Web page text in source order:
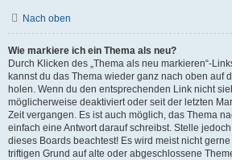
Nach oben
Wie markiere ich ein Thema als neu?
Durch Klicken des „Thema als neu markieren“-
kannst du das Thema wieder ganz nach oben auf
holen. Wenn du den entsprechenden Link nicht
möglicherweise deaktiviert oder seit der letzten
Zeit vergangen. Es ist auch möglich, das Thema
einfach eine Antwort darauf schreibst. Stelle
dieses Boards beachtest! Es wird meist nicht
triftigen Grund auf alte oder abgeschlossene